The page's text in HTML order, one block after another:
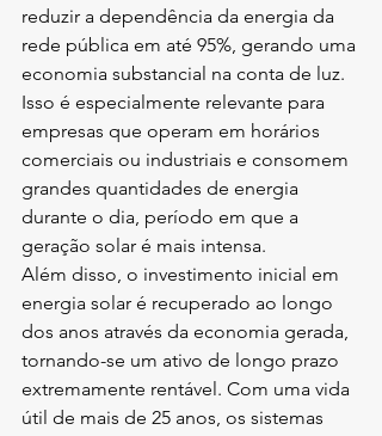
reduzir a dependência da energia da
rede pública em até 95%, gerando uma
economia substancial na conta de luz.
Isso é especialmente relevante para
empresas que operam em horários
comerciais ou industriais e consomem
grandes quantidades de energia
durante o dia, período em que a
geração solar é mais intensa.
Além disso, o investimento inicial em
energia solar é recuperado ao longo
dos anos através da economia gerada,
tornando-se um ativo de longo prazo
extremamente rentável. Com uma vida
útil de mais de 25 anos, os sistemas